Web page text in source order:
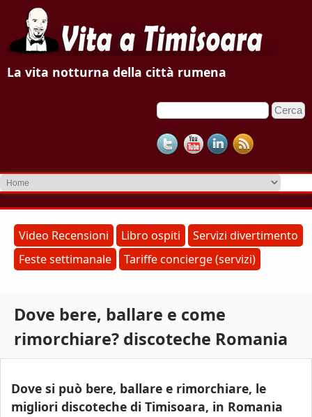
V
a
T
m
s
o
r
La vita notturna della città rumena
F
o
r
m
d
i
r
i
c
c
a
C
r
c
a
Video Recensioni Libro ospiti
Servizi divertimento
Feste settimanale
Tariffe concierge (servizi)
Dove bere, ballare e come
rimorchiare? discoteche Romania
Dove si può bere, ballare e rimorchiare, le
migliori discoteche di Timisoara, in Romania